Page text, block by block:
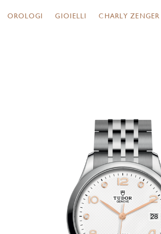
OROLOGI GIOIELLI CHARLY ZENGER